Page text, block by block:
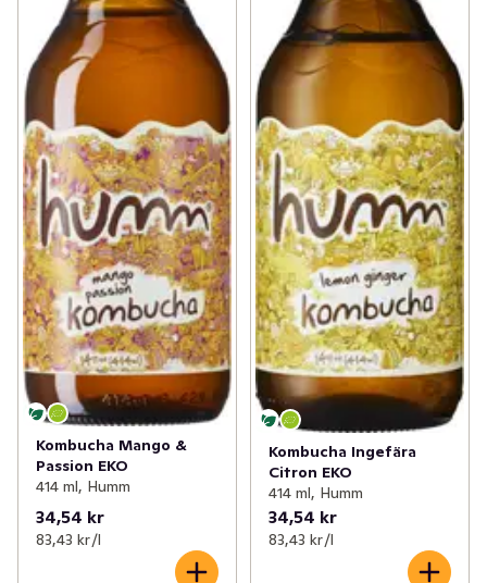
Kombucha Mango &
Passion EKO
414 ml, Humm
34,54 kr
83,43 kr /l
Kombucha Ingefära
Citron EKO
414 ml, Humm
34,54 kr
83,43 kr /l